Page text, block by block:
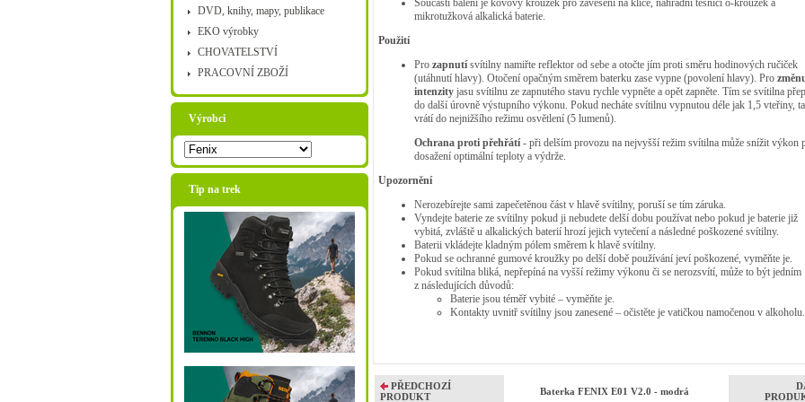
DVD, knihy, mapy, publikace
EKO výrobky
CHOVATELSTVÍ
PRACOVNÍ ZBOŽÍ
Výrobci
Tip na trek
Součástí balení je kovový kroužek pro zavěšení na klíče, náhradní těsnící o-kroužek a
mikrotužková alkalická baterie.
Použití
Pro zapnutísvítilny namiřte reflektor od sebe a otočte jím proti směru hodinových ručiček
(utáhnutí hlavy). Otočení opačným směrem baterku zase vypne (povolení hlavy). Pro
intenzityjasu svítilnu ze zapnutého stavu rychle vypněte a opět zapněte. Tím se svítilna
do další úrovně výstupního výkonu. Pokud necháte svítilnu vypnutou déle jak 1,5 vteřiny,
vrátí do nejnižšího režimu osvětlení (5 lumenů).
Ochrana proti přehřátí- při delším provozu na nejvyšší režim svítilna může snížit výkon
dosažení optimální teploty a výdrže.
Upozornění
Nerozebírejte sami zapečetěnou část v hlavě svítilny, poruší se tím záruka.
Vyndejte baterie ze svítilny pokud ji nebudete delší dobu používat nebo pokud je baterie již
vybitá, zvláště u alkalických baterií hrozí jejich vytečení a následné poškozené svítilny.
Baterii vkládejte kladným pólem směrem k hlavě svítilny.
Pokud se ochranné gumové kroužky po delší době používání jeví poškozené, vyměňte je.
Pokud svítilna bliká, nepřepíná na vyšší režimy výkonu či se nerozsvítí, může to být jedním
z následujících důvodů:
Baterie jsou téměř vybité – vyměňte je.
Kontakty uvnitř svítilny jsou zanesené – očistěte je vatičkou namočenou v alkoholu.
PŘEDCHOZÍ
PRODUKT
Baterka FENIX E01 V2.0 - modrá